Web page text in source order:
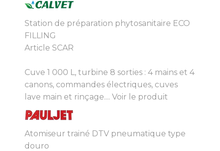
Station de préparation phytosanitaire ECO
FILLING
Article SCAR
Cuve 1 000 L, turbine 8 sorties : 4 mains et 4
canons, commandes électriques, cuves
lave main et rinçage.... Voir le produit
Atomiseur trainé DTV pneumatique type
douro